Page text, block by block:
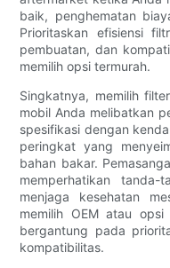
baik, penghematan
Prioritaskan efisiensi
pembuatan, dan
memilih opsi termurah.
Singkatnya, memilih
mobil Anda melibatkan
spesifikasi dengan
peringkat yang
bahan bakar.
memperhatikan tanda-
menjaga kesehatan
memilih OEM atau
bergantung pada
kompatibilitas.